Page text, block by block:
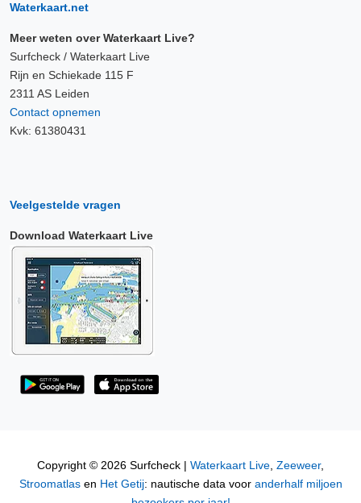
Waterkaart.net
Meer weten over Waterkaart Live?
Surfcheck / Waterkaart Live
Rijn en Schiekade 115 F
2311 AS Leiden
Contact opnemen
Kvk: 61380431
Veelgestelde vragen
Download Waterkaart Live
Copyright © 2026 Surfcheck | Waterkaart Live, Zeeweer,
Stroomatlasen Het Getij: nautische data voor anderhalf miljoen